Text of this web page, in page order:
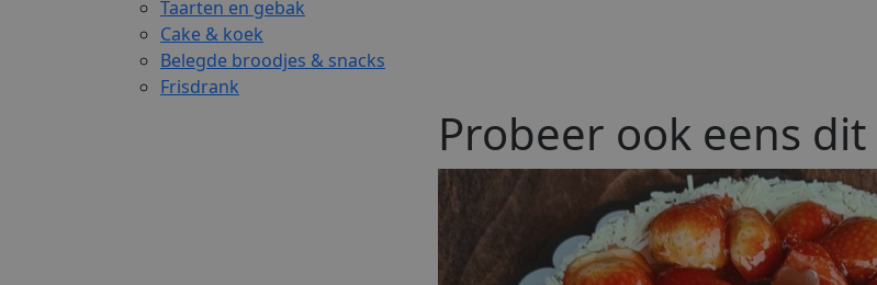
Taarten en gebak
Cake & koek
Belegde broodjes & snacks
Frisdrank
Probeer ook eens